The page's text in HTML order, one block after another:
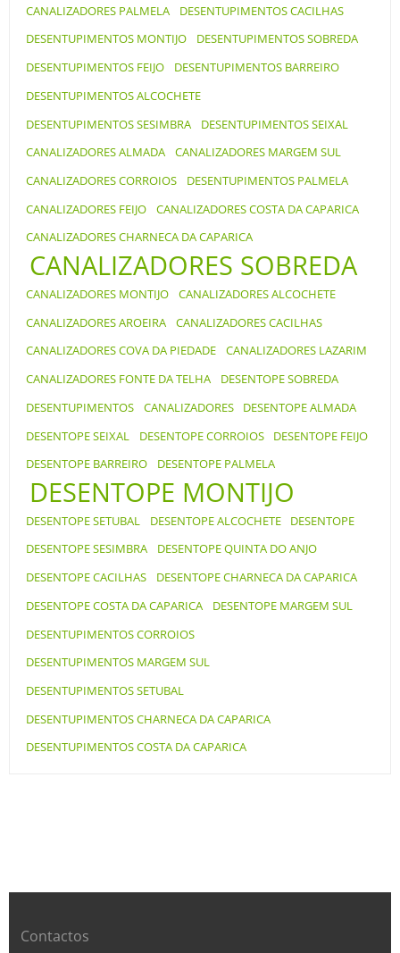
CANALIZADORES PALMELA
DESENTUPIMENTOS CACILHAS
DESENTUPIMENTOS MONTIJO
DESENTUPIMENTOS SOBREDA
DESENTUPIMENTOS FEIJO
DESENTUPIMENTOS BARREIRO
DESENTUPIMENTOS ALCOCHETE
DESENTUPIMENTOS SESIMBRA
DESENTUPIMENTOS SEIXAL
CANALIZADORES ALMADA
CANALIZADORES MARGEM SUL
CANALIZADORES CORROIOS
DESENTUPIMENTOS PALMELA
CANALIZADORES FEIJO
CANALIZADORES COSTA DA CAPARICA
CANALIZADORES CHARNECA DA CAPARICA
CANALIZADORES SOBREDA
CANALIZADORES MONTIJO
CANALIZADORES ALCOCHETE
CANALIZADORES AROEIRA
CANALIZADORES CACILHAS
CANALIZADORES COVA DA PIEDADE
CANALIZADORES LAZARIM
CANALIZADORES FONTE DA TELHA
DESENTOPE SOBREDA
DESENTUPIMENTOS
CANALIZADORES
DESENTOPE ALMADA
DESENTOPE SEIXAL
DESENTOPE CORROIOS
DESENTOPE FEIJO
DESENTOPE BARREIRO
DESENTOPE PALMELA
DESENTOPE MONTIJO
DESENTOPE SETUBAL DESENTOPE ALCOCHETE
DESENTOPE
DESENTOPE SESIMBRA
DESENTOPE QUINTA DO ANJO
DESENTOPE CACILHAS
DESENTOPE CHARNECA DA CAPARICA
DESENTOPE COSTA DA CAPARICA
DESENTOPE MARGEM SUL
DESENTUPIMENTOS CORROIOS
DESENTUPIMENTOS MARGEM SUL
DESENTUPIMENTOS SETUBAL
DESENTUPIMENTOS CHARNECA DA CAPARICA
DESENTUPIMENTOS COSTA DA CAPARICA
Contactos